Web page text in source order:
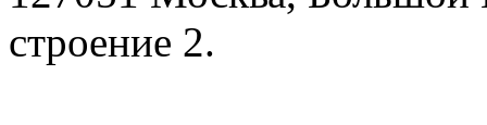
строение 2.